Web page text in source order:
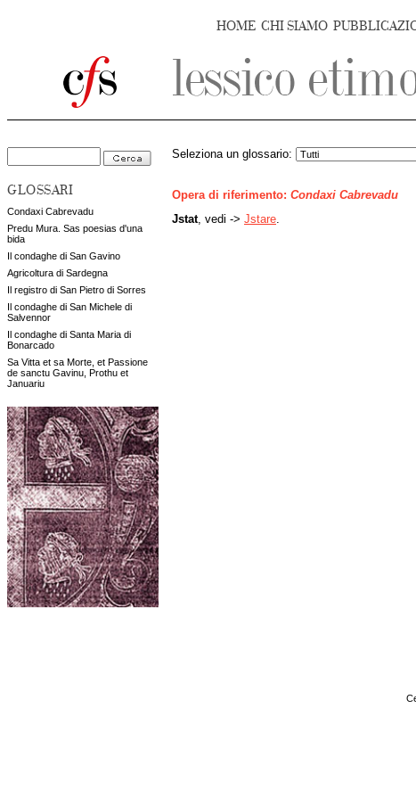
HOME CHI SIAMO
GLOSSARI
Condaxi Cabrevadu
Predu Mura. Sas poesias d'una
bida
Il condaghe di San Gavino
Agricoltura di Sardegna
Il registro di San Pietro di Sorres
Il condaghe di San Michele di
Salvennor
Il condaghe di Santa Maria di
Bonarcado
Sa Vitta et sa Morte, et Passione
de sanctu Gavinu, Prothu et
Januariu
Seleziona un glossario:
Opera di riferimento: Condaxi Cabrevadu
Jstat, vedi -> Jstare